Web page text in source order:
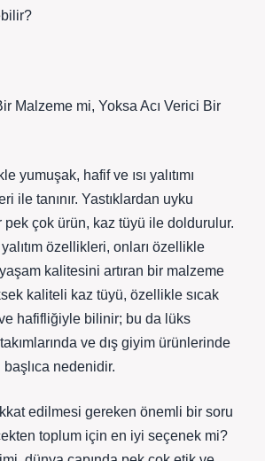
Malzeme mi, Yoksa Acı Verici Bir
yumuşak, hafif ve ısı yalıtımı
ile tanınır. Yastıklardan uyku
pek çok ürün, kaz tüyü ile doldurulur.
özellikleri, onları özellikle
kalitesini artıran bir malzeme
kaliteli kaz tüyü, özellikle sıcak
hafifliğiyle bilinir; bu da lüks
ve dış giyim ürünlerinde
nedenidir.
edilmesi gereken önemli bir soru
toplum için en iyi seçenek mi?